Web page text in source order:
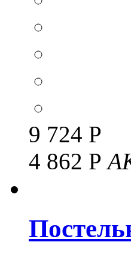
9 724 Р
4 862 Р